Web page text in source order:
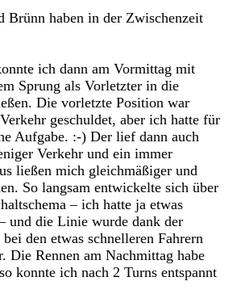
Brünn haben in der Zwischenzeit
ich dann am Vormittag mit
Sprung als Vorletzter in die
Die vorletzte Position war
geschuldet, aber ich hatte für
Aufgabe. :-) Der lief dann auch
Verkehr und ein immer
ließen mich gleichmäßiger und
So langsam entwickelte sich über
– ich hatte ja etwas
und die Linie wurde dank der
den etwas schnelleren Fahrern
Die Rennen am Nachmittag habe
konnte ich nach 2 Turns entspannt